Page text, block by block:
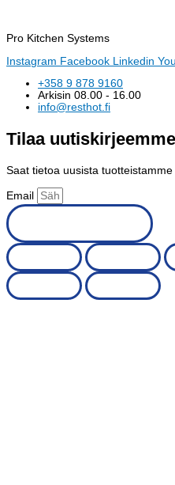
Pro Kitchen Systems
Instagram Facebook Linkedin
+358 9 878 9160
Arkisin 08.00 - 16.00
info@resthot.fi
Tilaa
Saat tietoa uusista
Email